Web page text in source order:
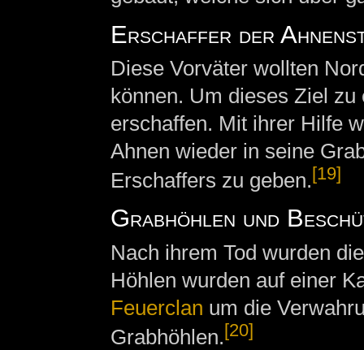
Erschaffer der
Diese Vorväter wollten
können. Um dieses Ziel
erschaffen. Mit ihrer Hilfe
Ahnen wieder in seine
Erschaffers zu geben.[19]
Grabhöhlen und
Nach ihrem Tod wurden
Höhlen wurden auf einer
Feuerclan um die
Grabhöhlen.[20]